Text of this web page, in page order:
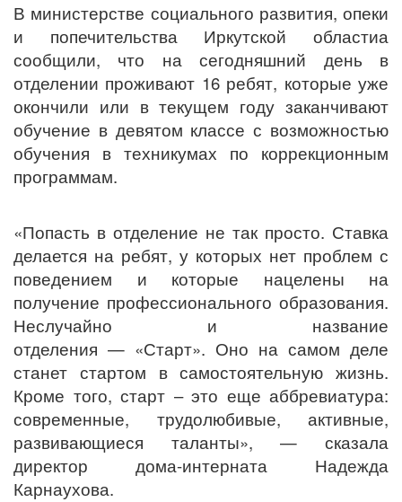
В министерстве социального развития, опеки
и попечительства Иркутской областиа
сообщили, что на сегодняшний день в
отделении проживают 16 ребят, которые уже
окончили или в текущем году заканчивают
обучение в девятом классе с возможностью
обучения в техникумах по коррекционным
программам.
«Попасть в отделение не так просто. Ставка
делается на ребят, у которых нет проблем с
поведением и которые нацелены на
получение профессионального образования.
Неслучайно и название
отделения — «Старт». Оно на самом деле
станет стартом в самостоятельную жизнь.
Кроме того, старт – это еще аббревиатура:
современные, трудолюбивые, активные,
развивающиеся таланты», — сказала
директор дома-интерната Надежда
Карнаухова.